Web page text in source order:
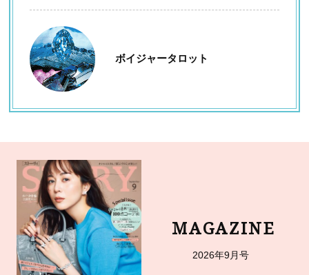
ボイジャータロット
MAGAZINE
2026年9月号